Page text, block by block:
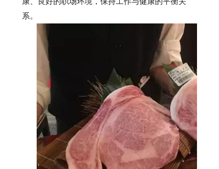
系。